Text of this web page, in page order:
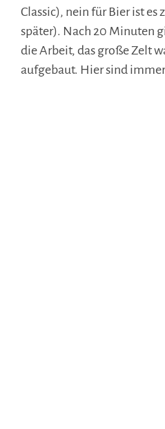
Classic), nein für Bier ist
später). Nach 20 Minuten
die Arbeit, das große Zelt
aufgebaut. Hier sind